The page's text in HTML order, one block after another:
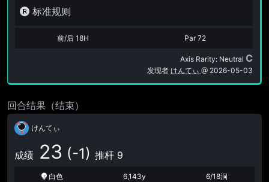
标准规则
前/后 18H Par72
Axis Rarity: Neutral C
发现者 けんてぃ @ 2026-05-03
回合结果（结束）
けんてぃ
成绩 23 (-1) 推杆 9
白色 6,143y 6/18洞